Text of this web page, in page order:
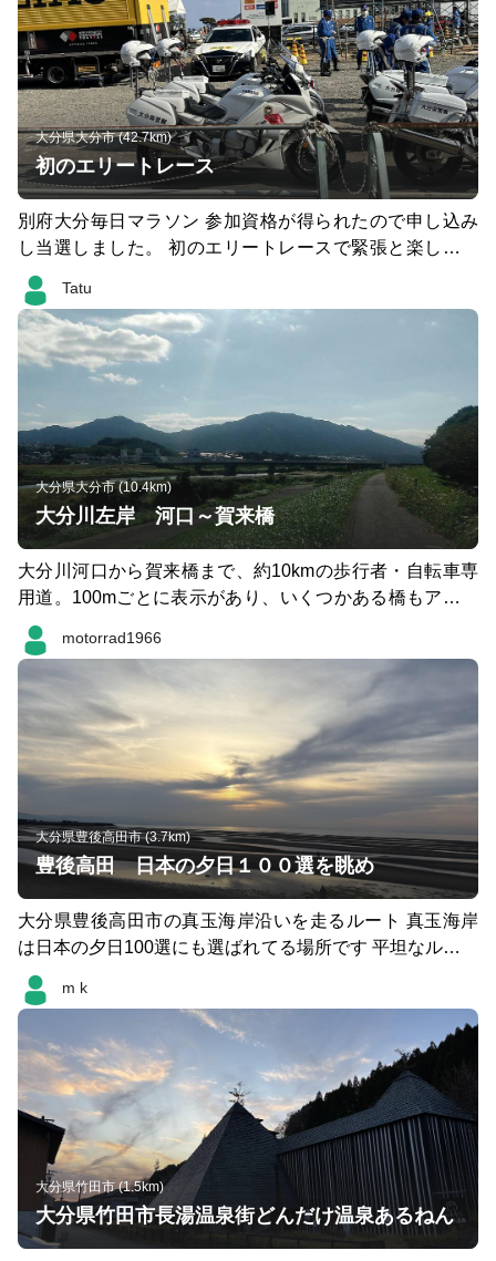
大分県大分市 (42.7km)
初のエリートレース
別府大分毎日マラソン 参加資格が得られたので申し込み
し当選しました。 初のエリートレースで緊張と楽しさで
とても良い刺激になりました。 タイムはギリギリでした
がなんとか完走。 さいたまを走る予定でしたが雪で中止
に… 次の長野に向けて頑張ります。
Tatu
大分県大分市 (10.4km)
大分川左岸 河口～賀来橋
大分川河口から賀来橋まで、約10kmの歩行者・自転車専
用道。100mごとに表示があり、いくつかある橋もアンダ
ーパスを使えば信号・車道横断無しのノンストップで走れ
る。ほぼアップダウンもなくフラットだが河川敷なので風
が強いことが多い。コース沿いのトイレは河口から約1.5k
mの桜並木付近のみなので注意。
motorrad1966
大分県豊後高田市 (3.7km)
豊後高田 日本の夕日１００選を眺め
大分県豊後高田市の真玉海岸沿いを走るルート 真玉海岸
は日本の夕日100選にも選ばれてる場所です 平坦なルート
を走りました 写真は当日残念ながらかすんでます 晴れた
日は、引き潮とあいまって絶景 ルート途中に海門温泉も
あるので、そこをゴールにしても楽しいかもしれません
近くにキャンプ場が多々あるので、私はこの日走った後、
温泉入ってバーベキューでした
m k
大分県竹田市 (1.5km)
大分県竹田市長湯温泉街どんだけ温泉あるねん